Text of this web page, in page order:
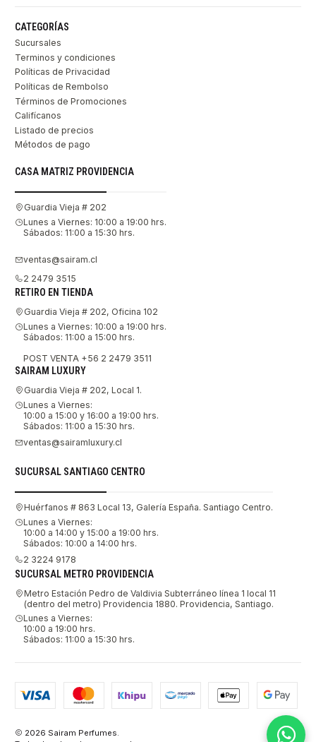
CATEGORÍAS
Sucursales
Terminos y condiciones
Políticas de Privacidad
Políticas de Rembolso
Términos de Promociones
Califícanos
Listado de precios
Métodos de pago
CASA MATRIZ PROVIDENCIA
Guardia Vieja # 202
Lunes a Viernes: 10:00 a 19:00 hrs.
Sábados: 11:00 a 15:30 hrs.
ventas@sairam.cl
2 2479 3515
RETIRO EN TIENDA
Guardia Vieja # 202, Oficina 102
Lunes a Viernes: 10:00 a 19:00 hrs.
Sábados: 11:00 a 15:00 hrs.
POST VENTA +56 2 2479 3511
SAIRAM LUXURY
Guardia Vieja # 202, Local 1.
Lunes a Viernes:
10:00 a 15:00 y 16:00 a 19:00 hrs.
Sábados: 11:00 a 15:30 hrs.
ventas@sairamluxury.cl
SUCURSAL SANTIAGO CENTRO
Huérfanos # 863 Local 13, Galería España. Santiago Centro.
Lunes a Viernes:
10:00 a 14:00 y 15:00 a 19:00 hrs.
Sábados: 10:00 a 14:00 hrs.
2 3224 9178
SUCURSAL METRO PROVIDENCIA
Metro Estación Pedro de Valdivia Subterráneo línea 1 local 11
(dentro del metro) Providencia 1880. Providencia, Santiago.
Lunes a Viernes:
10:00 a 19:00 hrs.
Sábados: 11:00 a 15:30 hrs.
2026 Sairam Perfumes.